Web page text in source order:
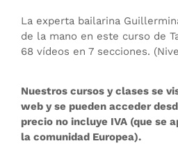
La experta bailarina
de la mano en este curso de
68 vídeos en 7 secciones.
Nuestros cursos y clases se
web y se pueden acceder
precio no incluye IVA (que se
la comunidad Europea).